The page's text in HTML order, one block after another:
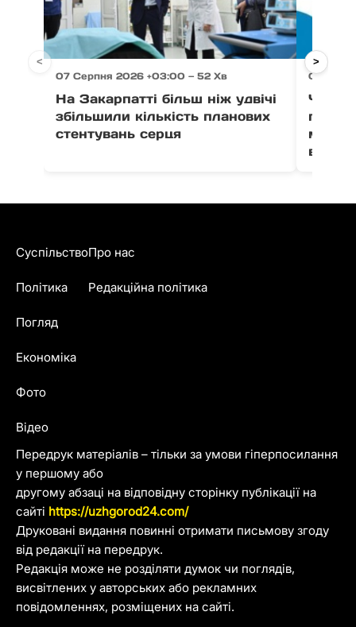
07 Серпня 2026 +03:00 — 52 Хв
На Закарпатті більш ніж удвічі
збільшили кількість планових
стентувань серця
07
Через
води
< >
Передрук матеріалів – тільки за умови гіперпосилання
у першому або
другому абзаці на відповідну сторінку публікації на
сайті https://uzhgorod24.com/
Друковані видання повинні отримати письмову згоду
від редакції на передрук.
Редакція може не розділяти думок чи поглядів,
висвітлених у авторських або рекламних
повідомленнях, розміщених на сайті.
Суспільство
Політика
Погляд
Економіка
Фото
Відео
Про нас
Редакційна політика